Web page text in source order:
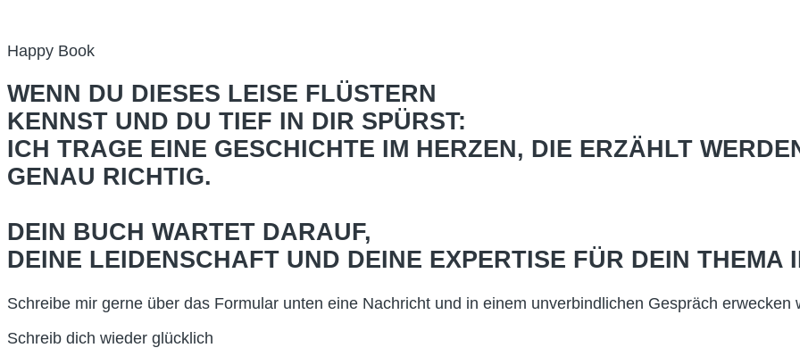
Happy Book
WENN DU DIESES LEISE FLÜSTERN
KENNST UND DU TIEF IN DIR SPÜRST:
ICH TRAGE EINE GESCHICHTE IM HERZEN, DIE ERZÄHLT
GENAU RICHTIG.
DEIN BUCH WARTET DARAUF,
DEINE LEIDENSCHAFT UND DEINE EXPERTISE FÜR DEIN THEMA
Schreibe mir gerne über das Formular unten eine Nachricht und in einem unverbindlichen Gespräch erwecken
Schreib dich wieder glücklich